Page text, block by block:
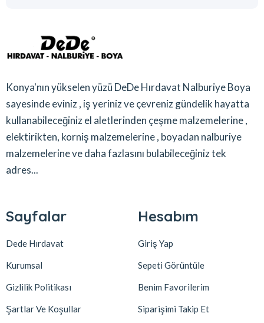
Konya'nın yükselen yüzü DeDe Hırdavat Nalburiye Boya
sayesinde eviniz , iş yeriniz ve çevreniz gündelik hayatta
kullanabileceğiniz el aletlerinden çeşme malzemelerine ,
elektirikten, korniş malzemelerine , boyadan nalburiye
malzemelerine ve daha fazlasını bulabileceğiniz tek
adres...
Sayfalar
Dede Hırdavat
Kurumsal
Gizlilik Politikası
Şartlar Ve Koşullar
Hesabım
Giriş Yap
Sepeti Görüntüle
Benim Favorilerim
Siparişimi Takip Et